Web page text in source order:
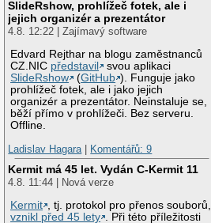
SlideRshow, prohlížeč fotek, ale i
jejich organizér a prezentátor
4.8. 12:22 | Zajímavý software
Edvard Rejthar na blogu zaměstnanců
CZ.NIC představil
svou aplikaci
SlideRshow
(GitHub ). Funguje jako
prohlížeč fotek, ale i jako jejich
organizér a prezentátor. Neinstaluje se,
běží přímo v prohlížeči. Bez serveru.
Offline.
Ladislav Hagara | Komentářů: 9
Kermit má 45 let. Vydán C-Kermit 11
4.8. 11:44 | Nová verze
Kermit , tj. protokol pro přenos souborů,
vznikl před 45 lety . Při této příležitosti